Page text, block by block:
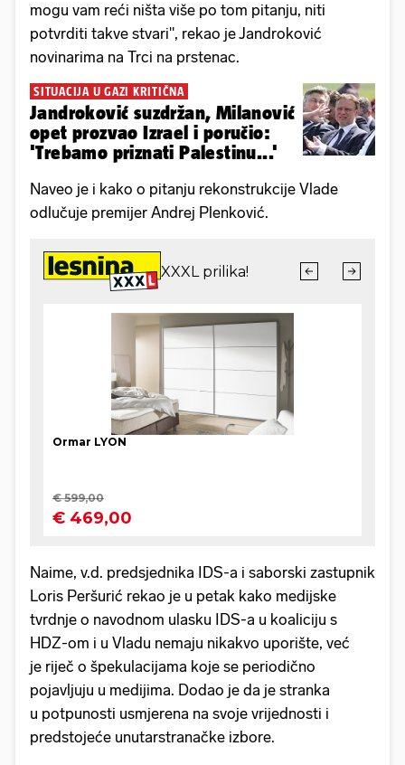
mogu vam reći ništa više po tom pitanju, niti
potvrditi takve stvari", rekao je Jandroković
novinarima na Trci na prstenac.
SITUACIJA U GAZI KRITIČNA
Jandroković suzdržan, Milanović
opet prozvao Izrael i poručio:
'Trebamo priznati Palestinu...'
Naveo je i kako o pitanju rekonstrukcije Vlade
odlučuje premijer Andrej Plenković.
Naime, v.d. predsjednika IDS-a i saborski zastupnik
Loris Peršurić rekao je u petak kako medijske
tvrdnje o navodnom ulasku IDS-a u koaliciju s
HDZ-om i u Vladu nemaju nikakvo uporište, već
je riječ o špekulacijama koje se periodično
pojavljuju u medijima. Dodao je da je stranka
u potpunosti usmjerena na svoje vrijednosti i
predstojeće unutarstranačke izbore.